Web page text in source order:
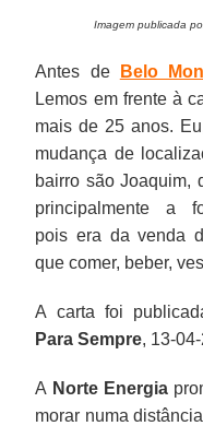
Imagem publicada
Antes de Belo
Lemos em frente à
mais de 25 anos.
mudança de
bairro são Joaquim,
principalmente a
pois era da venda
que comer, beber,
A carta foi
Para Sempre, 13-
A Norte Energia
morar numa